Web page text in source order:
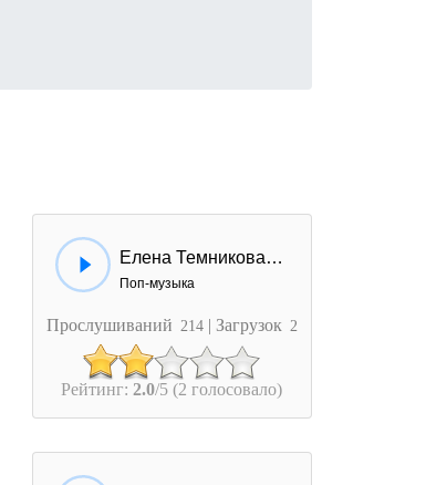
Елена Темникова - Ближе
Поп-музыка
Прослушиваний 214 | Загрузок 2
Рейтинг: 2.0/5 (2 голосовало)